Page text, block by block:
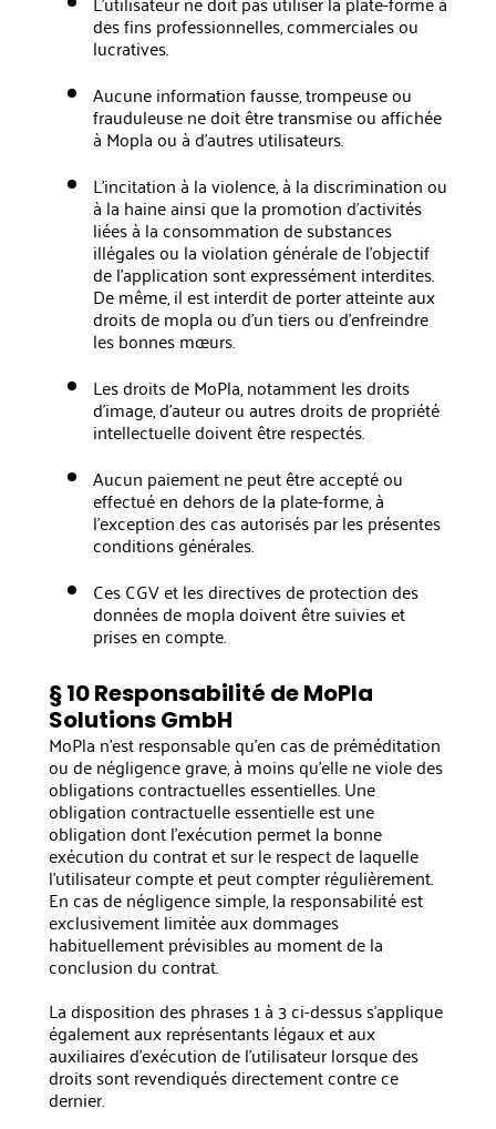
des fins professionnelles, commerciales ou
lucratives.
Aucune information fausse, trompeuse ou
frauduleuse ne doit être transmise ou affichée
à Mopla ou à d'autres utilisateurs.
L'incitation à la violence, à la discrimination ou
à la haine ainsi que la promotion d'activités
liées à la consommation de substances
illégales ou la violation générale de l'objectif
de l'application sont expressément interdites.
De même, il est interdit de porter atteinte aux
droits de mopla ou d'un tiers ou d'enfreindre
les bonnes mœurs.
Les droits de MoPla, notamment les droits
d'image, d'auteur ou autres droits de propriété
intellectuelle doivent être respectés.
Aucun paiement ne peut être accepté ou
effectué en dehors de la plate-forme, à
l'exception des cas autorisés par les présentes
conditions générales.
Ces CGV et les directives de protection des
données de mopla doivent être suivies et
prises en compte.
§ 10 Responsabilité de MoPla
Solutions GmbH
MoPla n'est responsable qu'en cas de préméditation
ou de négligence grave, à moins qu'elle ne viole des
obligations contractuelles essentielles. Une
obligation contractuelle essentielle est une
obligation dont l'exécution permet la bonne
exécution du contrat et sur le respect de laquelle
l'utilisateur compte et peut compter régulièrement.
En cas de négligence simple, la responsabilité est
exclusivement limitée aux dommages
habituellement prévisibles au moment de la
conclusion du contrat.
La disposition des phrases 1 à 3 ci-dessus s'applique
également aux représentants légaux et aux
auxiliaires d'exécution de l'utilisateur lorsque des
droits sont revendiqués directement contre ce
dernier.